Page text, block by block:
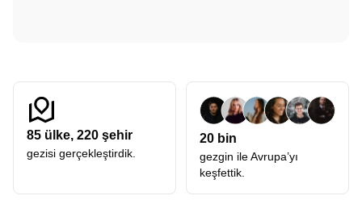
85 ülke, 220 şehir
gezisi gerçekleştirdik.
20 bin
gezgin ile Avrupa’yı
keşfettik.